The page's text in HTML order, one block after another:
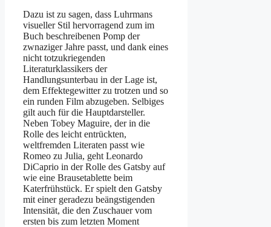
Dazu ist zu sagen, dass Luhrmans
visueller Stil hervorragend zum im
Buch beschreibenen Pomp der
zwnaziger Jahre passt, und dank eines
nicht totzukriegenden
Literaturklassikers der
Handlungsunterbau in der Lage ist,
dem Effektegewitter zu trotzen und so
ein runden Film abzugeben. Selbiges
gilt auch für die Hauptdarsteller.
Neben Tobey Maguire, der in die
Rolle des leicht entrückten,
weltfremden Literaten passt wie
Romeo zu Julia, geht Leonardo
DiCaprio in der Rolle des Gatsby auf
wie eine Brausetablette beim
Katerfrühstück. Er spielt den Gatsby
mit einer geradezu beängstigenden
Intensität, die den Zuschauer vom
ersten bis zum letzten Moment